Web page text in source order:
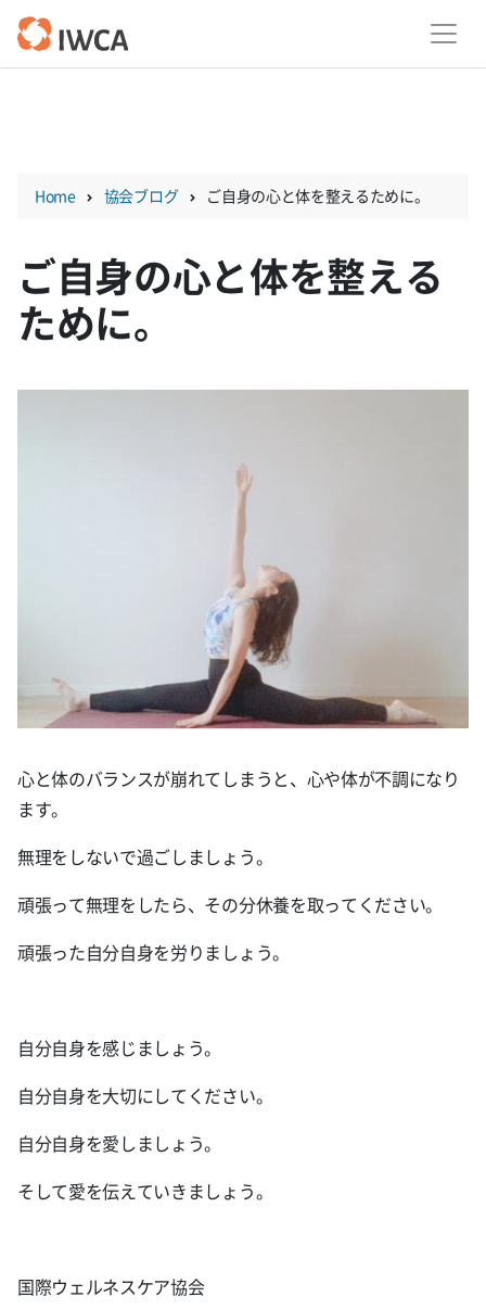
Home 協会ブログ ご自身の心と体を整えるために。
ご自身の心と体を整える
ために。
心と体のバランスが崩れてしまうと、心や体が不調になり
ます。
無理をしないで過ごしましょう。
頑張って無理をしたら、その分休養を取ってください。
頑張った自分自身を労りましょう。
自分自身を感じましょう。
自分自身を大切にしてください。
自分自身を愛しましょう。
そして愛を伝えていきましょう。
国際ウェルネスケア協会